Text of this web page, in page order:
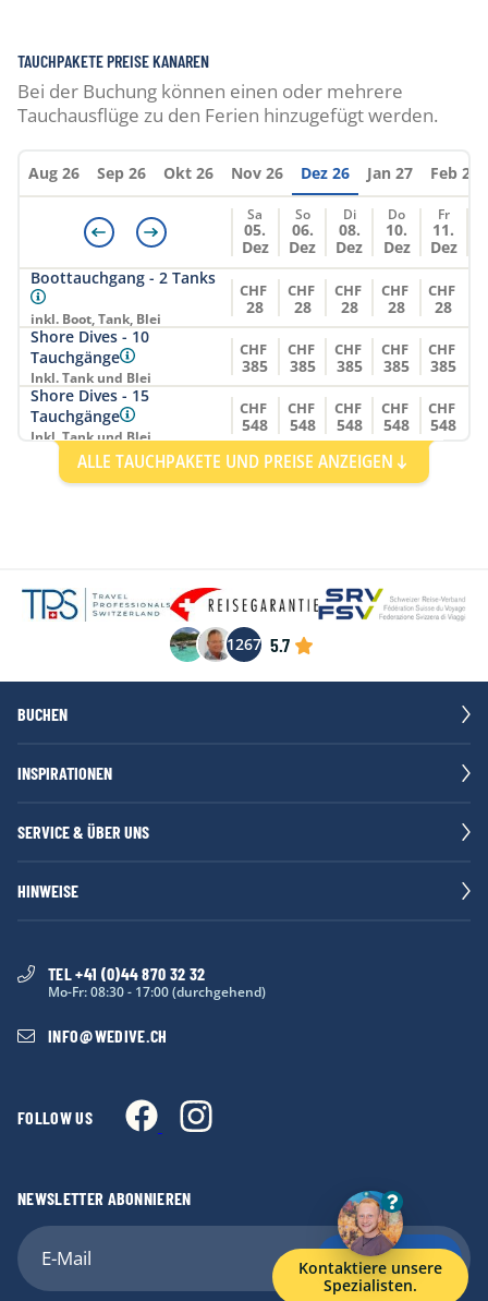
TAUCHPAKETE PREISE KANAREN
Bei der Buchung können einen oder mehrere
Tauchausflüge zu den Ferien hinzugefügt werden.
Aug 26 Sep 26 Okt 26 Nov 26 Dez 26 Jan 27 Feb 27
Sa
05.
Dez
So
06.
Dez
Di
08.
Dez
Do
10.
Dez
Fr
11.
Dez
Boottauchgang - 2 Tanks
inkl. Boot, Tank, Blei
CHF
28
CHF
28
CHF
28
CHF
28
CHF
28
Shore Dives - 10
Tauchgänge
Inkl. Tank und Blei
CHF
385
CHF
385
CHF
385
CHF
385
CHF
385
Shore Dives - 15
Tauchgänge
Inkl. Tank und Blei
CHF
548
CHF
548
CHF
548
CHF
548
CHF
548
Shore Dives - 5
Tauchgänge
CHF
202
CHF
202
CHF
202
CHF
202
ALLE TAUCHPAKETE UND PREISE ANZEIGEN
Kontaktiere unsere
Spezialisten.
1267 5.7
BUCHEN
INSPIRATIONEN
SERVICE & ÜBER UNS
HINWEISE
TEL +41 (0)44 870 32 32
Mo-Fr: 08:30 - 17:00 (durchgehend)
INFO@WEDIVE.CH
FOLLOW US
NEWSLETTER ABONNIEREN
Anmelden